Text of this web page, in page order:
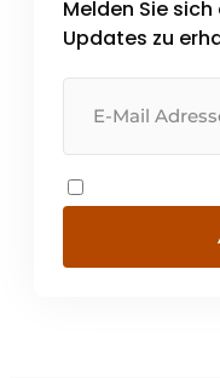
Melden Sie
Updates zu